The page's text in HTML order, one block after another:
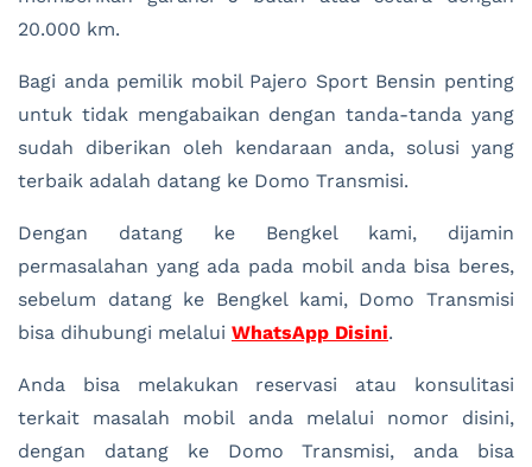
20.000 km.
Bagi anda pemilik mobil Pajero Sport Bensin penting
untuk tidak mengabaikan dengan tanda-tanda yang
sudah diberikan oleh kendaraan anda, solusi yang
terbaik adalah datang ke Domo Transmisi.
Dengan datang ke Bengkel kami, dijamin
permasalahan yang ada pada mobil anda bisa beres,
sebelum datang ke Bengkel kami, Domo Transmisi
bisa dihubungi melalui WhatsApp Disini.
Anda bisa melakukan reservasi atau konsulitasi
terkait masalah mobil anda melalui nomor disini,
dengan datang ke Domo Transmisi, anda bisa